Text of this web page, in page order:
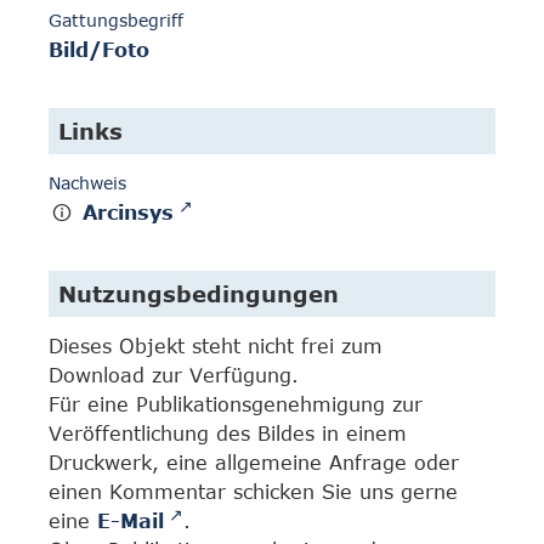
Gattungsbegriff
Bild/Foto
Links
Nachweis
Arcinsys
Nutzungsbedingungen
Dieses Objekt steht nicht frei zum
Download zur Verfügung.
Für eine Publikationsgenehmigung zur
Veröffentlichung des Bildes in einem
Druckwerk, eine allgemeine Anfrage oder
einen Kommentar schicken Sie uns gerne
eine E-Mail
.